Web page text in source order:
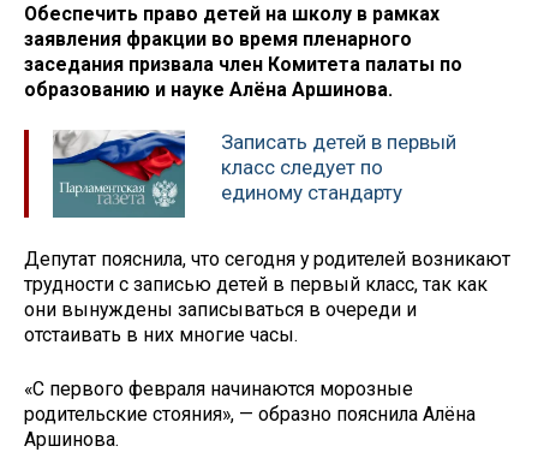
Обеспечить право детей на школу в рамках
заявления фракции во время пленарного
заседания призвала член Комитета палаты по
образованию и науке Алёна Аршинова.
Записать детей в первый
класс следует по
единому стандарту
Депутат пояснила, что сегодня у родителей возникают
трудности с записью детей в первый класс, так как
они вынуждены записываться в очереди и
отстаивать в них многие часы.
«С первого февраля начинаются морозные
родительские стояния», — образно пояснила Алёна
Аршинова.